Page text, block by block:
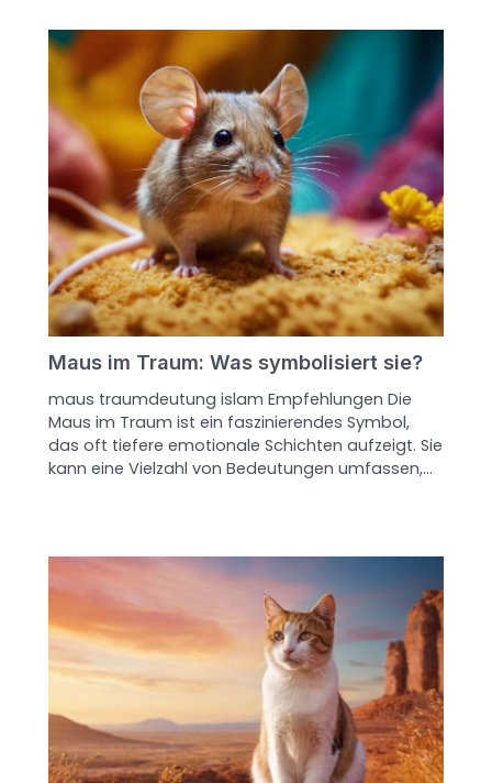
Maus im Traum: Was symbolisiert sie?
maus traumdeutung islam Empfehlungen Die
Maus im Traum ist ein faszinierendes Symbol,
das oft tiefere emotionale Schichten aufzeigt. Sie
kann eine Vielzahl von Bedeutungen umfassen,…